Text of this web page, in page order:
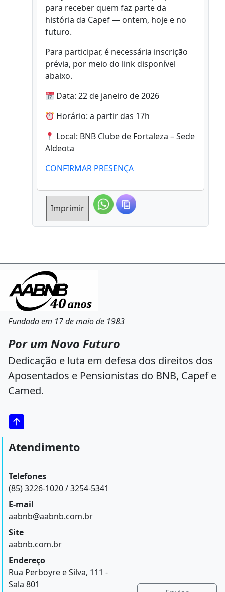
para receber quem faz parte da
história da Capef — ontem, hoje e no
futuro.
Para participar, é necessária inscrição
prévia, por meio do link disponível
abaixo.
Data: 22 de janeiro de 2026
Horário: a partir das 17h
Local: BNB Clube de Fortaleza – Sede
Aldeota
CONFIRMAR PRESENÇA
Imprimir
Fundada em 17 de maio de 1983
Por um Novo Futuro
Dedicação e luta em defesa dos direitos dos
Aposentados e Pensionistas do BNB, Capef e
Camed.
Atendimento
Telefones
(85) 3226-1020 / 3254-5341
E-mail
aabnb@aabnb.com.br
Site
aabnb.com.br
Endereço
Rua Perboyre e Silva, 111 -
Sala 801